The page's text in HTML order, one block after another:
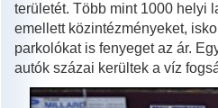
területét. Több mint 1000 helyi
emellett közintézményeket,
parkolókat is fenyeget az ár.
autók százai kerültek a víz